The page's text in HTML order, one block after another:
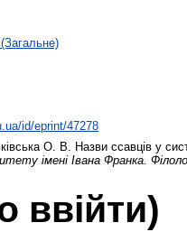
id/eprint/47278
О. В. Назви ссавців у
імені Івана Франка.
ввійти)